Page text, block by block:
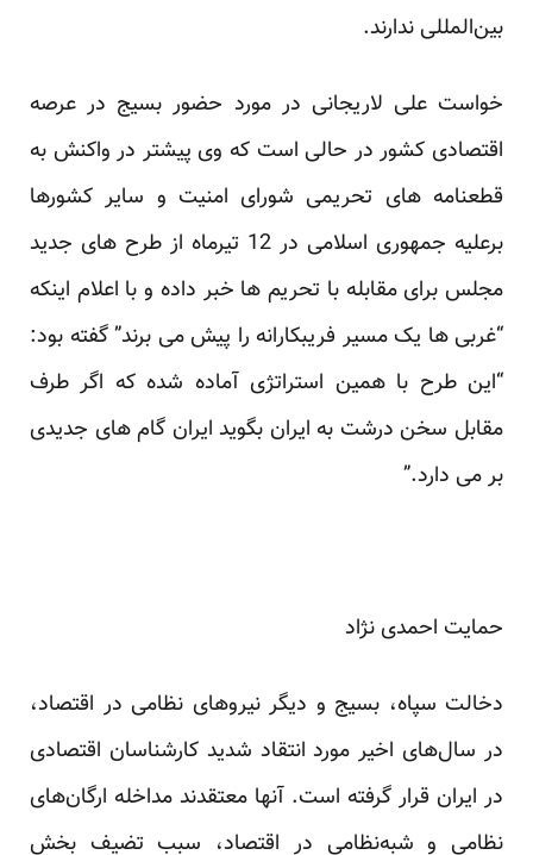
بین‌المللی ندارند.
خواست علی لاریجانی در مورد حضور بسیج در عرصه
اقتصادی کشور در حالی است که وی پیشتر در واکنش به
قطعنامه های تحریمی شورای امنیت و سایر کشورها
برعلیه جمهوری اسلامی در 12 تیرماه از طرح های جدید
مجلس برای مقابله با تحریم ها خبر داده و با اعلام اینکه
“غربی ها یک مسیر فریبکارانه را پیش می برند” گفته بود:
“این طرح با همین استراتژی آماده شده که اگر طرف
مقابل سخن درشت به ایران بگوید ایران گام های جدیدی
بر می دارد.”
حمایت احمدی نژاد
دخالت سپاه، بسیج و دیگر نیروهای نظامی در اقتصاد،
در سال‌های اخیر مورد انتقاد شدید کارشناسان اقتصادی
در ایران قرار گرفته است. آنها معتقدند مداخله ارگان‌های
نظامی و شبه‌نظامی در اقتصاد، سبب تضیف بخش